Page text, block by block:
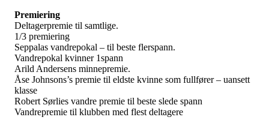
Premiering
Deltagerpremie til samtlige.
1/3 premiering
Seppalas vandrepokal – til beste flerspann.
Vandrepokal kvinner 1spann
Arild Andersens minnepremie.
Åse Johnsons’s premie til eldste kvinne som fullfører – uansett
klasse
Robert Sørlies vandre premie til beste slede spann
Vandrepremie til klubben med flest deltagere